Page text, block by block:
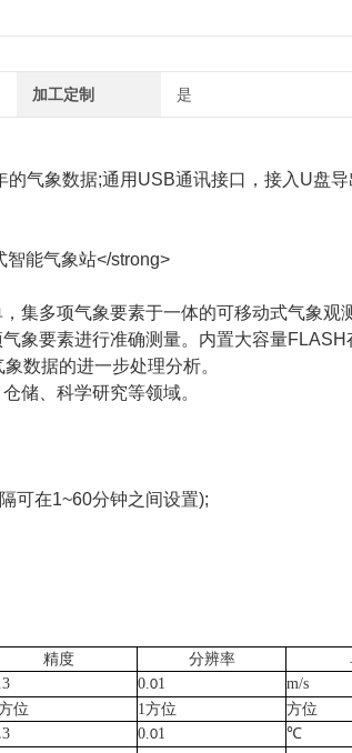
加工定制 是
气象数据;通用USB通讯接口，接入U盘
多项气象要素于一体的可移动式气象观
象要素进行准确测量。内置大容量
数据的进一步处理分析。
、科学研究等领域。
在1~60分钟之间设置);
精度 分辨率
0.01
m/s
位 1方位
方位
3 0.01
℃